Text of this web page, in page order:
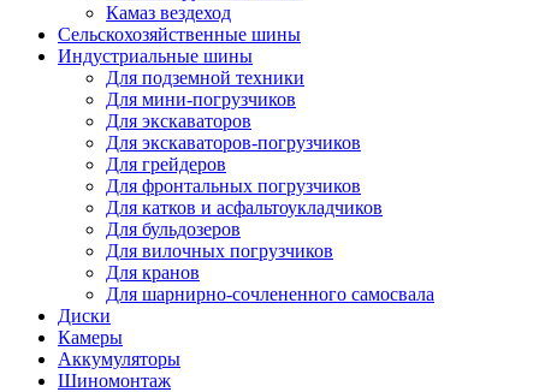
Камаз вездеход
Сельскохозяйственные шины
Индустриальные шины
Для подземной техники
Для мини-погрузчиков
Для экскаваторов
Для экскаваторов-погрузчиков
Для грейдеров
Для фронтальных погрузчиков
Для катков и асфальтоукладчиков
Для бульдозеров
Для вилочных погрузчиков
Для кранов
Для шарнирно-сочлененного самосвала
Диски
Камеры
Аккумуляторы
Шиномонтаж